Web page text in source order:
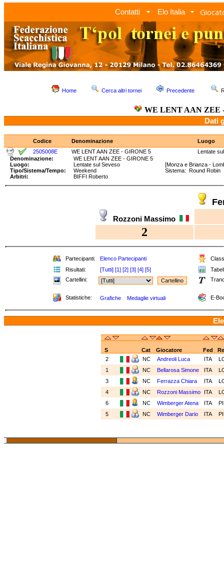
Contatti Elo Italia
Home Cerca altri tornei Precedente
WE LENT AAN ZEE
Dati
Codice Denominazione
Luogo
2505008E
WE LENT AAN ZEE - GIRONE 5
Lentate
Denominazione:
WE LENT AAN ZEE - GIRONE 5
Luogo:
Lentate sul Seveso
[Monza e Brianza -
Tipo/Sistema/Tempo:
Weekend
Sistema: Round
Arbitri:
BIFFI Roberto
Rozzoni Massimo
2
Partecipanti: Elenco Partecipanti
Risultati:
[Tutti] [1] [2] [3] [4] [5]
Cartellini:
Statistiche: Grafiche Medaglie virtuali E-
S Cat Giocatore Fed
2
NC Andreoli Luca ITA
1
NC Bellarosa Simone ITA
3
NC Ferrazza Chiara ITA
4
NC Rozzoni Massimo ITA
6
NC Wimberger Atena ITA
5
NC Wimberger Dario ITA